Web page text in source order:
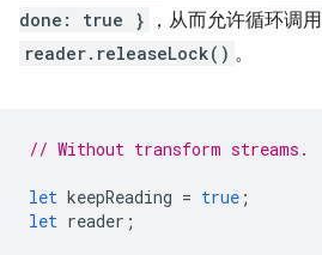
done: true }
，从而允许循环调用
reader.releaseLock() 。
// Without transform streams.
let keepReading = true ;
let reader ;